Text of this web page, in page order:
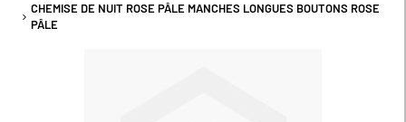
CHEMISE DE NUIT ROSE PÂLE MANCHES LONGUES BOUTONS ROSE
PÂLE